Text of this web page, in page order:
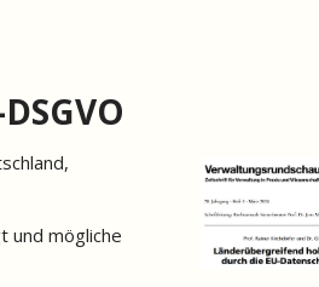
Netzwerkpartner
Nützliche Links
Beratungsexpertise
und mögliche